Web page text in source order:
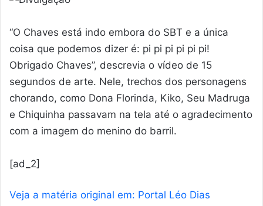
“O Chaves está indo embora do SBT e a única
coisa que podemos dizer é: pi pi pi pi pi pi!
Obrigado Chaves”, descrevia o vídeo de 15
segundos de arte. Nele, trechos dos personagens
chorando, como Dona Florinda, Kiko, Seu Madruga
e Chiquinha passavam na tela até o agradecimento
com a imagem do menino do barril.
[ad_2]
Veja a matéria original em: Portal Léo Dias